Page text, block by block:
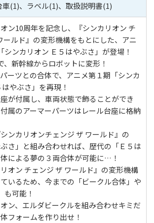
車(1)、ラベル(1)、取扱説明書(1)
オン10周年を記念し、『シンカリオン チ
ールド』の変形機構をもとにした、アニ
シンカリオン Ｅ５はやぶさ」が登場！
、新幹線からロボットに変形！
ーツとの合体で、アニメ第１期「シンカ
やぶさ」を再現！
座が付属し、車両状態で飾ることができ
属のアーマーパーツはレール台座に格納
ンカリオンチェンジ ザ ワールド』の
ぶさ」と組み合わせれば、歴代の「Ｅ５は
による夢の３両合体が可能に…！
オン チェンジ ザ ワールド』の変形機構
いるため、今までの「ビークル合体」や
も可能！
オン、エルダビークルを組み合わせキミだ
フォームを作り出せ！